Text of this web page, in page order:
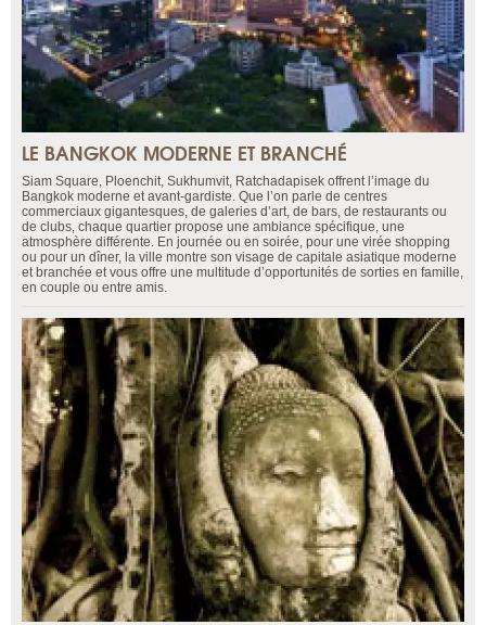
LE BANGKOK MODERNE ET BRANCHÉ
Siam Square, Ploenchit, Sukhumvit, Ratchadapisek offrent l’image du
Bangkok moderne et avant-gardiste. Que l’on parle de centres
commerciaux gigantesques, de galeries d’art, de bars, de restaurants ou
de clubs, chaque quartier propose une ambiance spécifique, une
atmosphère différente. En journée ou en soirée, pour une virée shopping
ou pour un dîner, la ville montre son visage de capitale asiatique moderne
et branchée et vous offre une multitude d’opportunités de sorties en famille,
en couple ou entre amis.